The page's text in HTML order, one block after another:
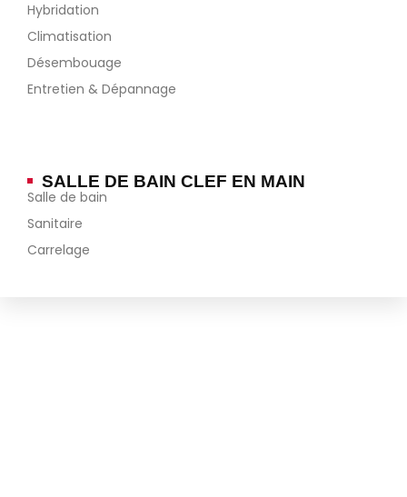
Hybridation
Climatisation
Désembouage
Entretien & Dépannage
SALLE DE BAIN CLEF EN MAIN
Salle de bain
Sanitaire
Carrelage